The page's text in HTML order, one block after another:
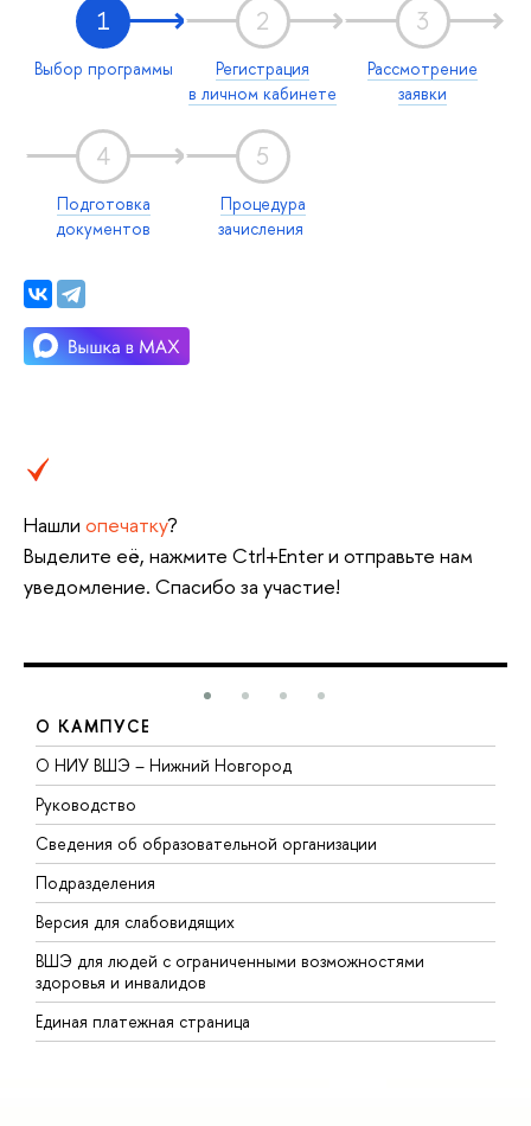
1
Выбор программы
2
Регистрация
в личном кабинете
3
Рассмотрение
заявки
4
Подготовка
документов
5
Процедура
зачисления
Нашли опечатку?
Выделите её, нажмите Ctrl+Enter и отправьте нам
уведомление. Спасибо за участие!
О КАМПУСЕ
О НИУ ВШЭ – Нижний Новгород
Руководство
Сведения об образовательной организации
Подразделения
Версия для слабовидящих
ВШЭ для людей с ограниченными возможностями
здоровья и инвалидов
Единая платежная страница